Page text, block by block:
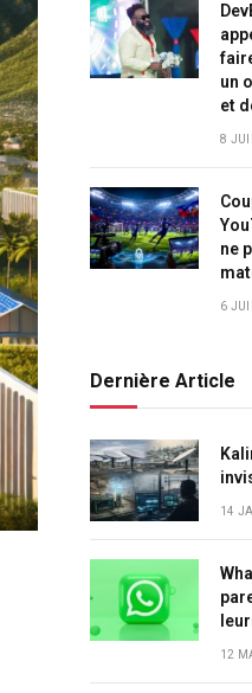
un
et
8
ne
6
Dernière Article
14
12